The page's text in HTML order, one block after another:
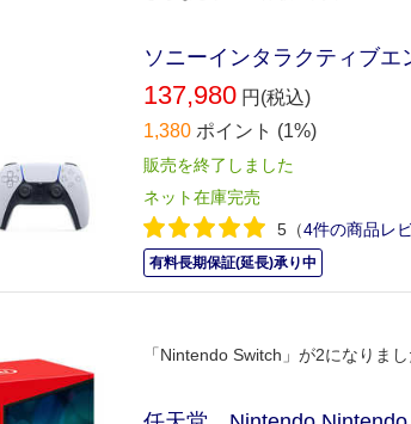
ソニーインタラクティブ
137,980 円(税込)
1,380 ポイント (1%)
販売を終了しました
ネット在庫完売
5 （4件の商品レ
有料長期保証(延長)承り中
「Nintendo Switch」が2になりまし